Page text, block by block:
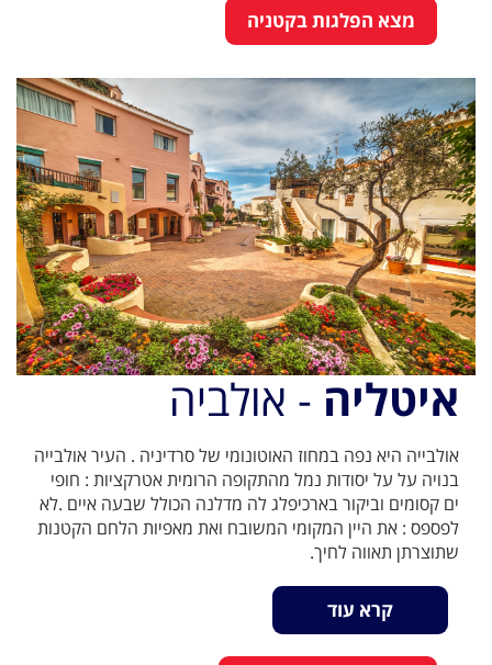
מצא הפלגות בקטניה
איטליה - אולביה
אולבייה היא נפה במחוז האוטונומי של סרדיניה . העיר אולבייה
בנויה על על יסודות נמל מהתקופה הרומית אטרקציות : חופי
ים קסומים וביקור בארכיפלג לה מדלנה הכולל שבעה איים .לא
לפספס : את היין המקומי המשובח ואת מאפיות הלחם הקטנות
שתוצרתן תאווה לחיך.
קרא עוד